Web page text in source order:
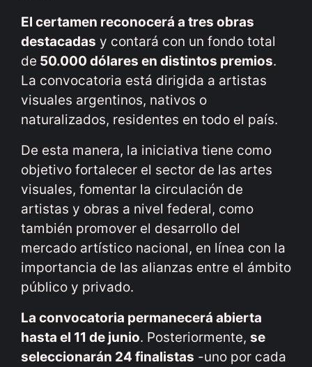
El certamen reconocerá a tres obras
destacadas y contará con un fondo total
de 50.000 dólares en distintos premios.
La convocatoria está dirigida a artistas
visuales argentinos, nativos o
naturalizados, residentes en todo el país.
De esta manera, la iniciativa tiene como
objetivo fortalecer el sector de las artes
visuales, fomentar la circulación de
artistas y obras a nivel federal, como
también promover el desarrollo del
mercado artístico nacional, en línea con la
importancia de las alianzas entre el ámbito
público y privado.
La convocatoria permanecerá abierta
hasta el 11 de junio. Posteriormente, se
seleccionarán 24 finalistas -uno por cada